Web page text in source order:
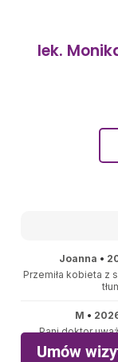
lek.
Joanna •
Przemiła kobieta z
M •
Pani doktor
wątpliwości jak
przeciwnie,